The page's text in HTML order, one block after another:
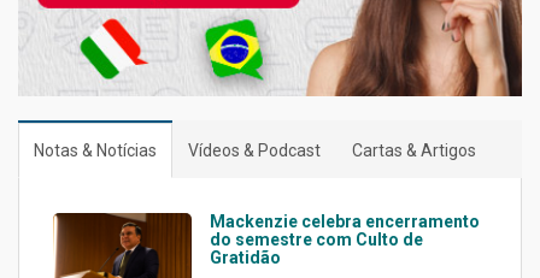
Notas & Notícias Vídeos & Podcast Cartas & Artigos
Mackenzie celebra encerramento
do semestre com Culto de
Gratidão